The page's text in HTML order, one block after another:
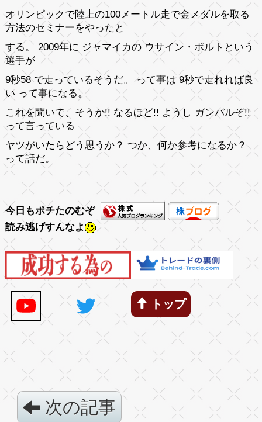
オリンピックで陸上の100メートル走で金メダルを取る
方法のセミナーをやったと
する。 2009年に ジャマイカの ウサイン・ポルトという
選手が
9秒58 で走っているそうだ。 って事は 9秒で走れれば良
い って事になる。
これを聞いて、そうか!! なるほど!! ようし ガンバルぞ!!
って言っている
ヤツがいたらどう思うか？ つか、何か参考になるか？
って話だ。
今日もポチたのむぞ
読み逃げすんなよ
トップ
次の記事